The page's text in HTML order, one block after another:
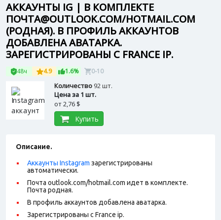
АККАУНТЫ IG | В КОМПЛЕКТЕ
ПОЧТА@OUTLOOK.COM/HOTMAIL.COM
(РОДНАЯ). В ПРОФИЛЬ АККАУНТОВ
ДОБАВЛЕНА АВАТАРКА.
ЗАРЕГИСТРИРОВАНЫ С FRANCE IP.
48ч 4.9 1.6% 0-10
Количество 92 шт.
Цена за 1 шт.
от2,76 $
Купить
Описание.
Аккаунты Instagram зарегистрированы
автоматически.
Почта outlook.com/hotmail.com идет в комплекте.
Почта родная.
В профиль аккаунтов добавлена аватарка.
Зарегистрированы с France ip.